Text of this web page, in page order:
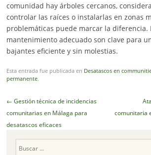
comunidad hay árboles cercanos,
controlar las raíces o instalarlas en zonas
problemáticas puede marcar la diferencia.
mantenimiento adecuado son clave para
bajantes eficiente y sin molestias.
Esta entrada fue publicada en Desatascos en
permanente.
Navegador
de
artículos
← Gestión técnica de incidencias
comunitarias en Málaga para
desatascos eficaces
comunitaria